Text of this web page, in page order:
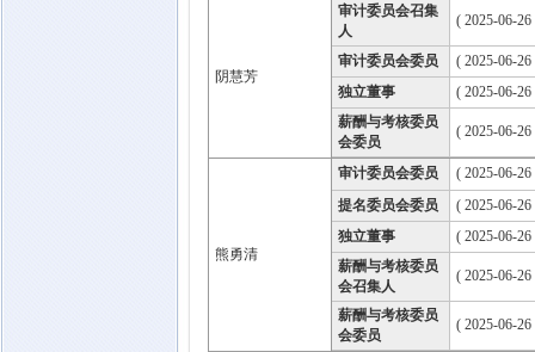
阴慧芳
审计委员会召集
人
( 2025-06-
审计委员会委员
( 2025-06-
独立董事
( 2025-06-
薪酬与考核委员
会委员
( 2025-06-
熊勇清
审计委员会委员
( 2025-06-
提名委员会委员
( 2025-06-
独立董事
( 2025-06-
薪酬与考核委员
会召集人
( 2025-06-
薪酬与考核委员
会委员
( 2025-06-